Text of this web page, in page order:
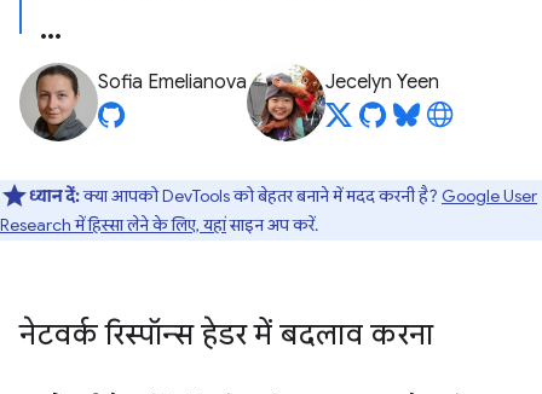
Sofia Emelianova Jecelyn Yeen
ध्यान दें:क्या आपको DevTools को बेहतर बनाने में मदद करनी है? Google User
Research में हिस्सा लेने के लिए, यहांसाइन अप करें.
नेटवर्क रिस्पॉन्स हेडर में बदलाव करना